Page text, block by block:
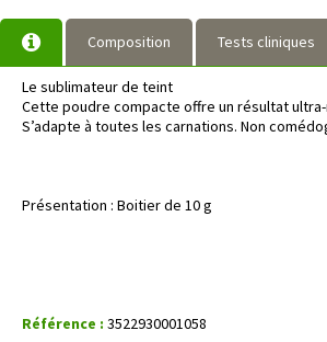
Composition Tests cliniques
Le sublimateur de teint
Cette poudre compacte offre un résultat
S’adapte à toutes les carnations. Non
Présentation : Boitier de 10 g
Référence : 3522930001058